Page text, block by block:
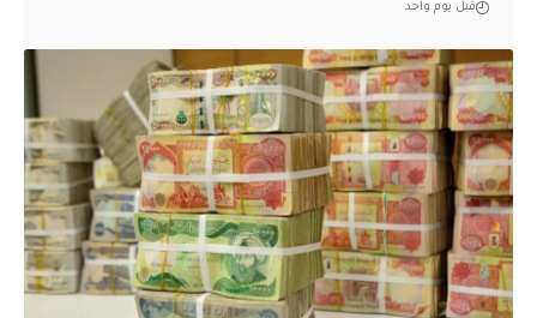
قبل يوم واحد